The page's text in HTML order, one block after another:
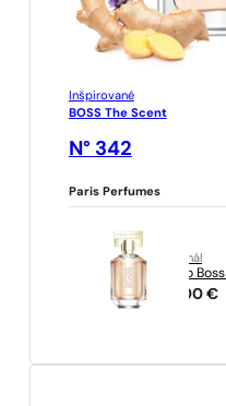
Inšpirované
BOSS The Scent
N° 342
Paris Perfumes
originál
Hugo Boss
61,00 €